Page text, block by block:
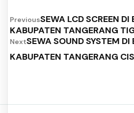
PreviousSEWA LCD SCREEN DI
KABUPATEN TANGERANG
NextSEWA SOUND SYSTEM DI
KABUPATEN TANGERANG